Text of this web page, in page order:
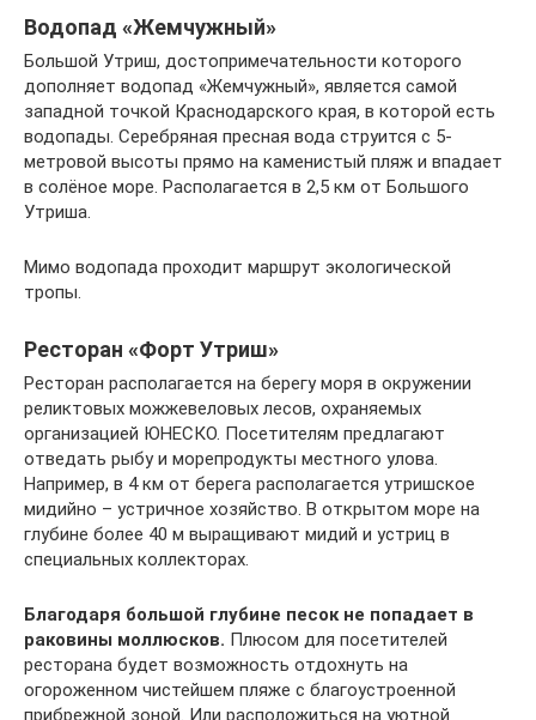
Водопад «Жемчужный»
Большой Утриш, достопримечательности которого
дополняет водопад «Жемчужный», является самой
западной точкой Краснодарского края, в которой есть
водопады. Серебряная пресная вода струится с 5-
метровой высоты прямо на каменистый пляж и впадает
в солёное море. Располагается в 2,5 км от Большого
Утриша.
Мимо водопада проходит маршрут экологической
тропы.
Ресторан «Форт Утриш»
Ресторан располагается на берегу моря в окружении
реликтовых можжевеловых лесов, охраняемых
организацией ЮНЕСКО. Посетителям предлагают
отведать рыбу и морепродукты местного улова.
Например, в 4 км от берега располагается утришское
мидийно – устричное хозяйство. В открытом море на
глубине более 40 м выращивают мидий и устриц в
специальных коллекторах.
Благодаря большой глубине песок не попадает в
раковины моллюсков. Плюсом для посетителей
ресторана будет возможность отдохнуть на
огороженном чистейшем пляже с благоустроенной
прибрежной зоной. Или расположиться на уютной